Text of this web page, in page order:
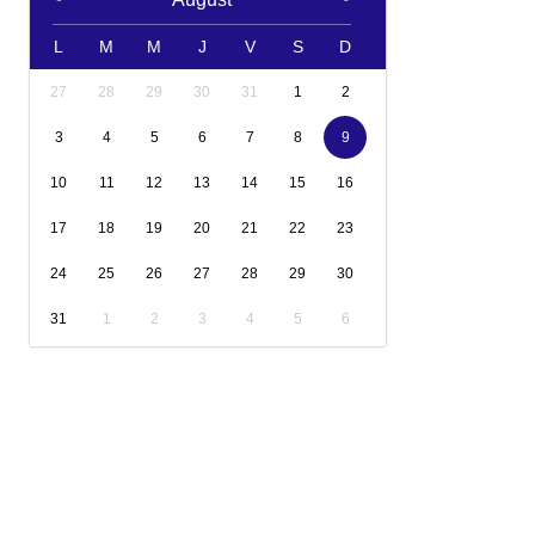
L M M J V S D
27 28 29 30 31 1 2
3 4 5 6 7 8 9
10 11 12 13 14 15 16
17 18 19 20 21 22 23
24 25 26 27 28 29 30
31 1 2 3 4 5 6